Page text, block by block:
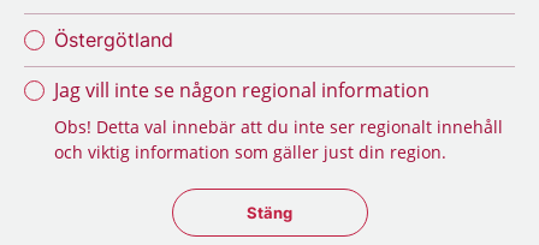
Östergötland
Jag vill inte se någon regional information
Obs! Detta val innebär att du inte ser regionalt innehåll
och viktig information som gäller just din region.
Stäng regionsväljaren
Stäng